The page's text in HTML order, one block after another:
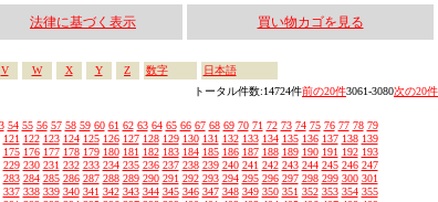
法律に基づく表示 買い物カゴを見る
V W X Y Z 数字
日本語
トータル件数:14724件前の20件3061-3080次の20件
54 55 56 57 58 59 60 61 62 63 64 65 66 67 68 69 70 71 72 73 74 75 76 77 78 79
121 122 123 124 125 126 127 128 129 130 131 132 133 134 135 136 137 138 139
175 176 177 178 179 180 181 182 183 184 185 186 187 188 189 190 191 192 193
229 230 231 232 233 234 235 236 237 238 239 240 241 242 243 244 245 246 247
283 284 285 286 287 288 289 290 291 292 293 294 295 296 297 298 299 300 301
337 338 339 340 341 342 343 344 345 346 347 348 349 350 351 352 353 354 355